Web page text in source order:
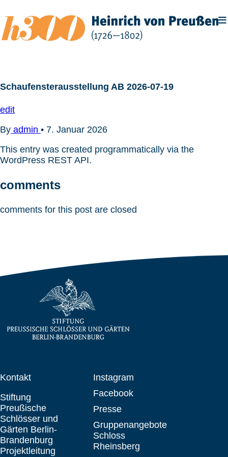
Inhalt
springen
Schaufensterausstellung AB 2026-07-19
edit
By admin • 7. Januar 2026
This entry was created programmatically via the
WordPress REST API.
comments
comments for this post are closed
Kontakt
Stiftung
Preußische
Schlösser und
Gärten Berlin-
Brandenburg
Projektleitung
Instagram
Facebook
Presse
Gruppenangebote
Schloss
Rheinsberg